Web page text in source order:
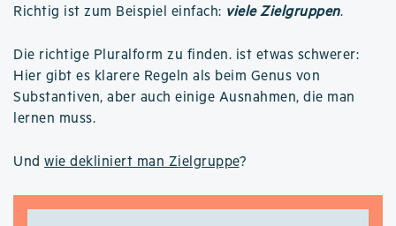
Richtig ist zum Beispiel einfach: viele Zielgruppen.
Die richtige Pluralform zu finden. ist etwas schwerer:
Hier gibt es klarere Regeln als beim Genus von
Substantiven, aber auch einige Ausnahmen, die man
lernen muss.
Und wie dekliniert man Zielgruppe?